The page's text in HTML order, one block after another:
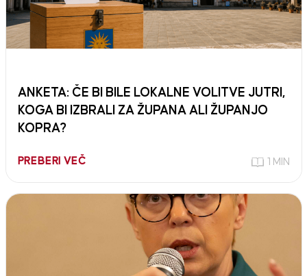
ANKETA: ČE BI BILE LOKALNE VOLITVE JUTRI,
KOGA BI IZBRALI ZA ŽUPANA ALI ŽUPANJO
KOPRA?
PREBERI VEČ 1 MIN